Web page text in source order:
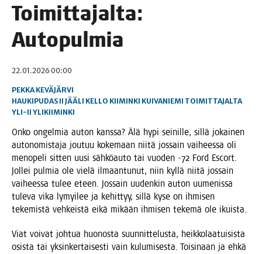
Toi­mit­ta­jal­ta:
Autopulmia
22.01.2026 00:00
PEKKA KEVÄJÄRVI
HAUKIPUDAS II JÄÄLI KELLO KIIMINKI KUIVANIEMI TOIMITTAJALTA
YLI-II YLIKIIMINKI
Onko ongel­mia auton kans­sa? Älä hypi sei­nil­le, sil­lä jokai­nen
auto­no­mis­ta­ja jou­tuu koke­maan nii­tä jos­sain vai­hees­sa oli
meno­pe­li sit­ten uusi säh­kö­au­to tai vuo­den ‑72 Ford Escort.
Jol­lei pul­mia ole vie­lä ilmaan­tu­nut, niin kyl­lä nii­tä jos­sain
vai­hees­sa tulee eteen. Jos­sain uuden­kin auton uume­nis­sa
tule­va vika lymyi­lee ja kehit­tyy, sil­lä kyse on ihmi­sen
teke­mis­tä veh­keis­tä eikä mikään ihmi­sen teke­mä ole ikuista.
Viat voi­vat joh­tua huo­nos­ta suun­nit­te­lus­ta, heik­ko­laa­tui­sis­ta
osis­ta tai yksin­ker­tai­ses­ti vain kulu­mi­ses­ta. Toi­si­naan ja ehkä